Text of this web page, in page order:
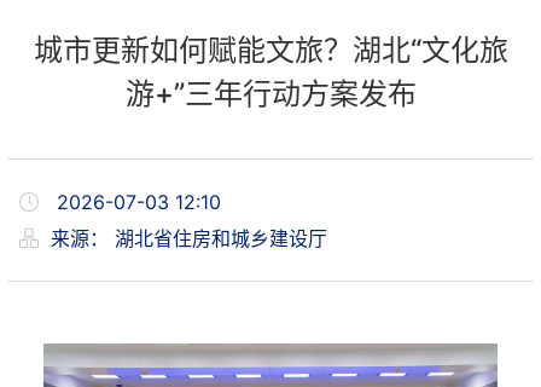
城市更新如何赋能文旅？湖北“文化旅
游+”三年行动方案发布
2026-07-03 12:10
来源： 湖北省住房和城乡建设厅